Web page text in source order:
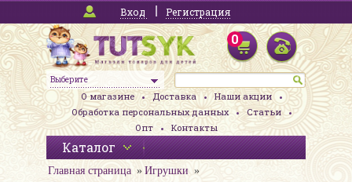
Вход Регистрация
Выберите
0
О магазине Доставка
Наши акции
Обработка персональных данных
Статьи
Опт
Контакты
Каталог
Главная страница
Игрушки